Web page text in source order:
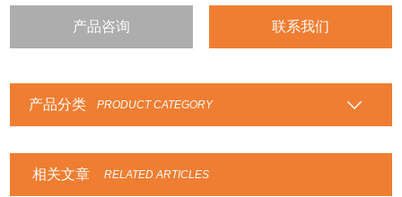
产品咨询 联系我们
产品分类 PRODUCT CATEGORY
相关文章 RELATED ARTICLES